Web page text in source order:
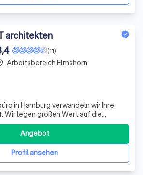
architekten
(11)
in Hamburg verwandeln wir Ihre
Wir legen großen Wert auf die
Wirtschaftlichkeit,
Flexibilität. Unser Team bietet
und Beratungsleistungen, egal ob
o
Profil ansehen
Angebot
Arbeitsbereich Elmshorn